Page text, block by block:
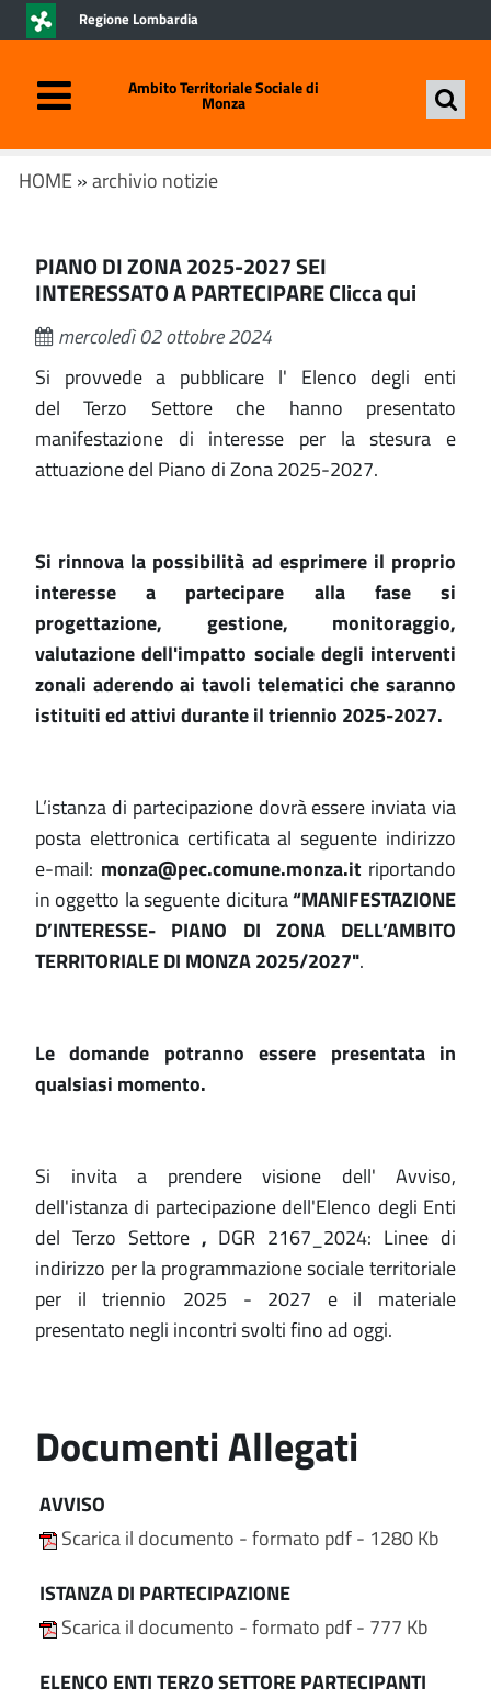
Regione Lombardia
Ambito Territoriale Sociale di
Monza
HOME »archivio notizie
PIANO DI ZONA 2025-2027 SEI
INTERESSATO A PARTECIPARE Clicca qui
mercoledì 02 ottobre 2024
Si provvede a pubblicare l' Elenco degli enti
del Terzo Settore che hanno presentato
manifestazione di interesse per la stesura e
attuazione del Piano di Zona 2025-2027.
Si rinnova la possibilità ad esprimere il proprio
interesse a partecipare alla fase si
progettazione, gestione, monitoraggio,
valutazione dell'impatto sociale degli interventi
zonali aderendo ai tavoli telematici che saranno
istituiti ed attivi durante il triennio 2025-2027.
L’istanza di partecipazione dovrà essere inviata via
posta elettronica certificata al seguente indirizzo
e-mail: monza@pec.comune.monza.itriportando
in oggetto la seguente dicitura“MANIFESTAZIONE
D’INTERESSE- PIANO DI ZONA DELL’AMBITO
TERRITORIALE DI MONZA 2025/2027".
Le domande potranno essere presentata in
qualsiasi momento.
Si invita a prendere visione dell' Avviso,
dell'istanza di partecipazione dell'Elenco degli Enti
del Terzo Settore , DGR 2167_2024: Linee di
indirizzo per la programmazione sociale territoriale
per il triennio 2025 - 2027 e il materiale
presentato negli incontri svolti fino ad oggi.
Documenti Allegati
AVVISO
Scarica il documento - formato pdf - 1280 Kb
ISTANZA DI PARTECIPAZIONE
Scarica il documento - formato pdf - 777 Kb
ELENCO ENTI TERZO SETTORE PARTECIPANTI